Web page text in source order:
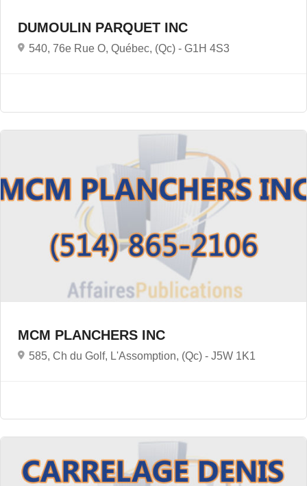
DUMOULIN PARQUET INC
540, 76e Rue O, Québec, (Qc) - G1H 4S3
MCM PLANCHERS INC
585, Ch du Golf, L'Assomption, (Qc) - J5W 1K1